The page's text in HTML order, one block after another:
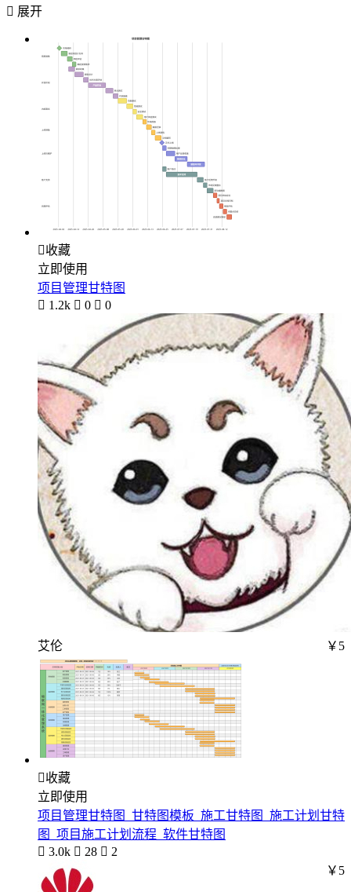
 展开
收藏
立即使用
项目管理甘特图
 1.2k  0  0
艾伦 ￥5
收藏
立即使用
项目管理甘特图_甘特图模板_施工甘特图_施工计划甘特
图_项目施工计划流程_软件甘特图
 3.0k  28  2
￥5